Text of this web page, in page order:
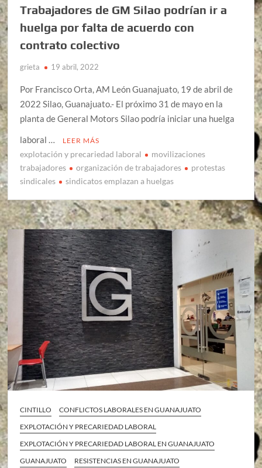
Trabajadores de GM Silao podrían ir a
huelga por falta de acuerdo con
contrato colectivo
grieta 19 abril, 2022
Por Francisco Orta, AM León Guanajuato, 19 de abril de
2022 Silao, Guanajuato.- El próximo 31 de mayo en la
planta de General Motors Silao podría iniciar una huelga
laboral …
LEER MÁS
explotación y precariedad laboral
movilizaciones
trabajadores
organización de trabajadores
protestas
sindicales
sindicatos emplazan a huelgas
CINTILLO
CONFLICTOS LABORALES EN GUANAJUATO
EXPLOTACIÓN Y PRECARIEDAD LABORAL
EXPLOTACIÓN Y PRECARIEDAD LABORAL EN GUANAJUATO
GUANAJUATO
RESISTENCIAS EN GUANAJUATO